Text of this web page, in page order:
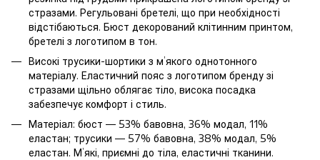
стразами. Регульовані бретелі, що при необхідності
відстібаються. Бюст декорований клітинним принтом,
бретелі з логотипом в тон.
Високі трусики-шортики з м’якого однотонного
матеріалу. Еластичний пояс з логотипом бренду зі
стразами щільно облягає тіло, висока посадка
забезпечує комфорт і стиль.
Матеріал: бюст — 53% бавовна, 36% модал, 11%
еластан; трусики — 57% бавовна, 38% модал, 5%
еластан. М’які, приємні до тіла, еластичні тканини.